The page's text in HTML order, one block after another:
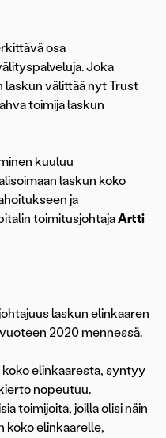
osa
Joka
laskun välittää nyt Trust
toimija laskun
kuuluu
laskun koko
ja
toimitusjohtajaArtti
laskun elinkaaren
2020 mennessä.
koko elinkaaresta, syntyy
nopeutuu.
toimijoita, joilla olisi näin
koko elinkaarelle,